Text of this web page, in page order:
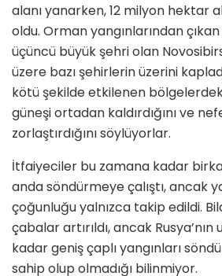
alanı yanarken, 12 milyon hektar
oldu. Orman yangınlarından çıkan
üçüncü büyük şehri olan
üzere bazı şehirlerin üzerini
kötü şekilde etkilenen
güneşi ortadan kaldırdığını ve
zorlaştırdığını söylüyorlar.
İtfaiyeciler bu zamana kadar
anda söndürmeye çalıştı, ancak
çoğunluğu yalnızca takip edildi.
çabalar artırıldı, ancak
kadar geniş çaplı yangınları
sahip olup olmadığı bilinmiyor.